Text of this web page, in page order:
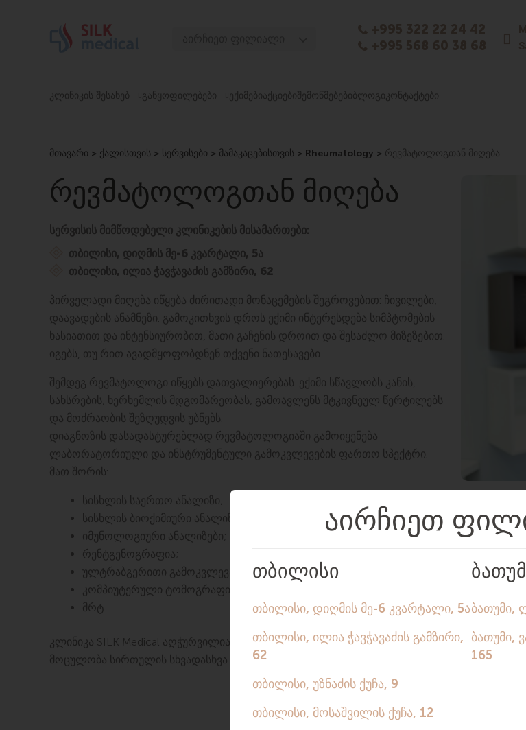
ბათუმი, ასათიანი
ბათუმი, გორგასალი
ᲙᲚᲘᲜᲘᲙᲘᲡ ᲨᲔᲡᲐᲮᲔᲑ ᲒᲐᲜᲧᲝᲤᲘᲚᲔᲑᲔᲑᲘ ᲔᲥᲘᲛᲔᲑᲘᲐᲥᲪᲘᲔᲑᲘᲨᲔᲛᲝᲬᲛᲔᲑᲔᲑᲘᲑᲚᲝᲒᲘᲙᲝᲜᲢᲐᲥᲢᲔᲑᲘ
მთავარი > ქალისთვის > სერვისები > მამაკაცებისთვის > Rheumatology > რევმატოლოგთან მიღება
ᲠᲔᲕᲛᲐᲢᲝᲚᲝᲒᲗᲐᲜ ᲛᲘᲦᲔᲑᲐ
სერვისის მიმწოდებელი კლინიკების მისამართები:
თბილისი, დიღმის მე-6 კვარტალი, 5ა
თბილისი, ილია ჭავჭავაძის გამზირი, 62
პირველადი მიღება იწყება ძირითადი მონაცემების შეგროვებით: ჩივილები,
დაავადების ანამნეზი. გამოკითხვის დროს ექიმი ინტერესდება სიმპტომების
ხასიათით და ინტენსიურობით, მათი გაჩენის დროით და შესაძლო მიზეზებით.
იგებს, თუ რით ავადმყოფობდნენ თქვენი ნათესავები.
შემდეგ რევმატოლოგი იწყებს დათვალიერებას. ექიმი სწავლობს კანის,
სახსრების, ხერხემლის მდგომარეობას, გამოავლენს მტკივნეულ წერტილებს
და მოძრაობის შეზღუდვის უბნებს.
დიაგნოზის დასადასტურებლად რევმატოლოგიაში გამოიყენება
ლაბორატორიული და ინსტრუმენტული გამოკვლევების ფართო სპექტრი.
მათ შორის:
სისხლის საერთო ანალიზი;
სისხლის ბიოქიმიური ანალიზი;
იმუნოლოგიური ანალიზები;
რენტგენოგრაფია;
ულტრაბგერითი გამოკვლევა;
კომპიუტერული ტომოგრაფია;
მრტ.
კლინიკა SILK Medical აღჭურვილია ექსპერტული კლასის მოწყობილობებით. უახლესი
მოცულობა სირთულის სხვადასხვა დონით. დიაგნოსტიკის მონაცემების საფუძველზე,